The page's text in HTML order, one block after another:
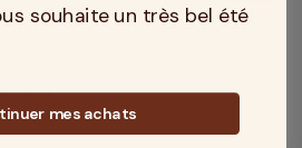
Garantie 10 ans
souhaite un très bel été
mes achats